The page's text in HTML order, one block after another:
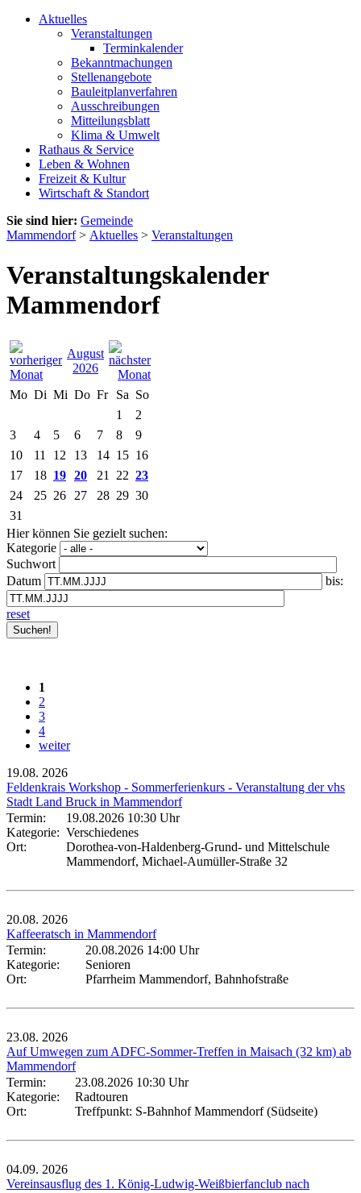
Aktuelles
Veranstaltungen
Terminkalender
Bekanntmachungen
Stellenangebote
Bauleitplanverfahren
Ausschreibungen
Mitteilungsblatt
Klima & Umwelt
Rathaus & Service
Leben & Wohnen
Freizeit & Kultur
Wirtschaft & Standort
Sie sind hier: Gemeinde
Mammendorf> Aktuelles > Veranstaltungen
Veranstaltungskalender
Mammendorf
August
2026
Mo Di Mi Do Fr Sa So
1
2
3
4 5 6 7 8
9
10
11 12 13 14 15 16
17
18 19 20 21 22 23
24
25 26 27 28 29 30
31
Hier können Sie gezielt suchen:
Kategorie
Suchwort
Datum
bis:
reset
1
2
3
4
weiter
19.08. 2026
Feldenkrais Workshop - Sommerferienkurs - Veranstaltung der vhs
Stadt Land Bruck in Mammendorf
Termin:
19.08.2026 10:30 Uhr
Kategorie: Verschiedenes
Ort:
Dorothea-von-Haldenberg-Grund- und Mittelschule
Mammendorf, Michael-Aumüller-Straße 32
20.08. 2026
Kaffeeratsch in Mammendorf
Termin:
20.08.2026 14:00 Uhr
Kategorie:
Senioren
Ort:
Pfarrheim Mammendorf, Bahnhofstraße
23.08. 2026
Auf Umwegen zum ADFC-Sommer-Treffen in Maisach (32 km) ab
Mammendorf
Termin:
23.08.2026 10:30 Uhr
Kategorie:
Radtouren
Ort:
Treffpunkt: S-Bahnhof Mammendorf (Südseite)
04.09. 2026
Vereinsausflug des 1. König-Ludwig-Weißbierfanclub nach